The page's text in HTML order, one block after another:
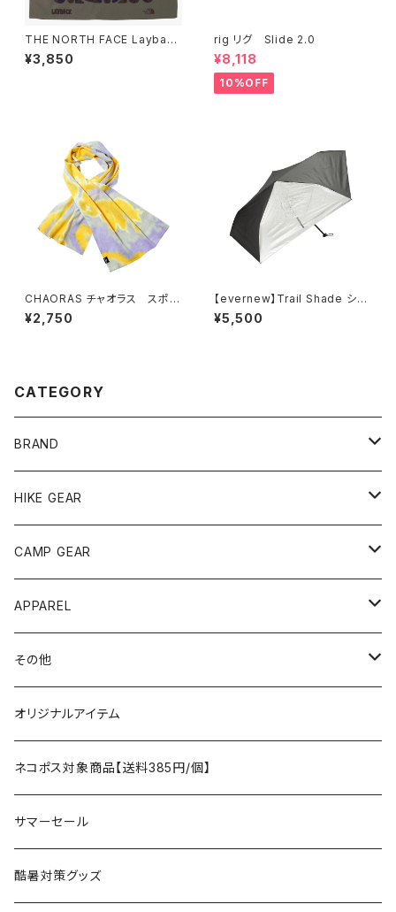
THE NORTH FACE Layback
Bandana レイバックバンダナ
¥3,850
rig リグ Slide 2.0
¥8,118
10%OFF
CHAORAS チャオラス スポー
ツ手ぬぐい
¥2,750
【evernew】Trail Shade シル
バー
¥5,500
CATEGORY
BRAND
andwander
ANOBA
AO COOLERS
asobito
AS2OV
AXESQUIN
Ballistics
BEDROCK SANDALS
HIKE GEAR
テント、シェルター
バックパック
ポーチ／サコッシュ
ストレージ
パッキングアクセサリー
スリーピングギア
クッキングギア
CAMP GEAR
テント、タープ
テント、シェルター
タープ
スリーピングギア
寝袋
マット
テーブル、チェア
テーブル
チェア
ランタン、ライト
燃料ランタン
LEDライト
焚火台／薪ストーブ
焚火台
暖房器具
APPAREL
トップス
ボトムス
アンダーウェア
ハンドウェア
ヘッドギア
その他
遊び
フィッシング
ラジコン
ケア用品
雑貨
アウトレット
オリジナルアイテム
ネコポス対象商品【送料385円/個】
サマーセール
酷暑対策グッズ